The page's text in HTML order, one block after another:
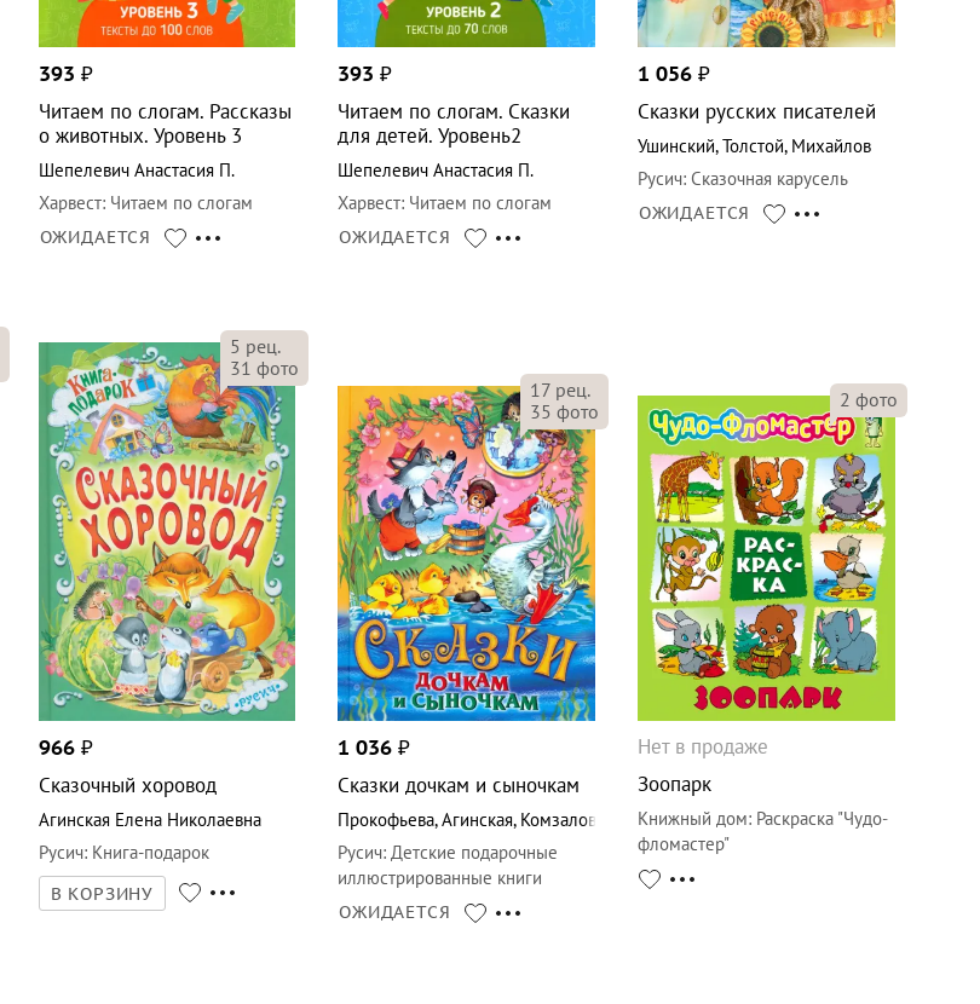
393 ₽
Читаем по слогам. Рассказы
о животных. Уровень 3
Шепелевич Анастасия П.
Харвест: Читаем по слогам
ОЖИДАЕТСЯ
393₽
Читаем по слогам. Сказки
для детей. Уровень2
Шепелевич Анастасия П.
Харвест: Читаем по слогам
ОЖИДАЕТСЯ
1 056 ₽
Сказки русских писателей
Ушинский,Толстой, Михайлов
Русич: Сказочная карусель
ОЖИДАЕТСЯ
5 рец.
31 фото
966₽
Сказочный хоровод
Агинская Елена Николаевна
Русич: Книга-подарок
В КОРЗИНУ
17рец.
35 фото
1 036₽
Сказки дочкам и сыночкам
Прокофьева,Агинская, Комзалова
Русич:Детские подарочные
иллюстрированные книги
ОЖИДАЕТСЯ
2 фото
Нет в продаже
Зоопарк
Книжный дом: Раскраска "Чудо-
фломастер"